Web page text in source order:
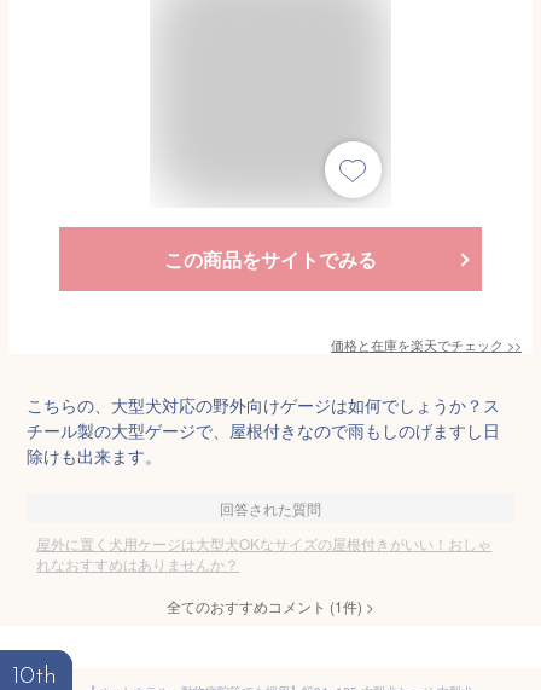
この商品をサイトでみる
価格と在庫を楽天でチェック >>
こちらの、大型犬対応の野外向けゲージは如何でしょうか？ス
チール製の大型ゲージで、屋根付きなので雨もしのげますし日
除けも出来ます。
回答された質問
屋外に置く犬用ケージは大型犬OKなサイズの屋根付きがいい！おしゃ
れなおすすめはありませんか？
全てのおすすめコメント (1件) >
10th